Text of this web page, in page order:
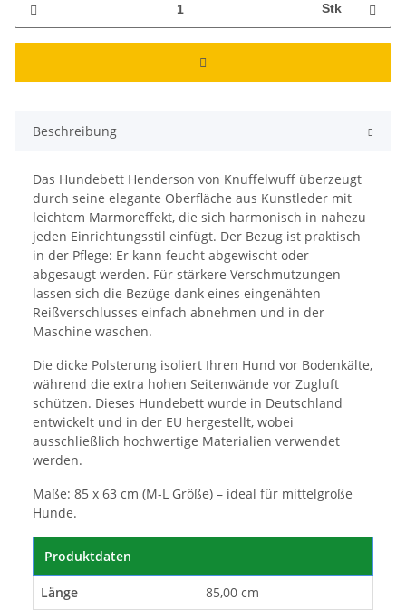
Stk
Beschreibung
Das Hundebett Henderson von Knuffelwuff überzeugt
durch seine elegante Oberfläche aus Kunstleder mit
leichtem Marmoreffekt, die sich harmonisch in nahezu
jeden Einrichtungsstil einfügt. Der Bezug ist praktisch
in der Pflege: Er kann feucht abgewischt oder
abgesaugt werden. Für stärkere Verschmutzungen
lassen sich die Bezüge dank eines eingenähten
Reißverschlusses einfach abnehmen und in der
Maschine waschen.
Die dicke Polsterung isoliert Ihren Hund vor Bodenkälte,
während die extra hohen Seitenwände vor Zugluft
schützen. Dieses Hundebett wurde in Deutschland
entwickelt und in der EU hergestellt, wobei
ausschließlich hochwertige Materialien verwendet
werden.
Maße: 85 x 63 cm (M-L Größe) – ideal für mittelgroße
Hunde.
Produktdaten
Länge 85,00 cm